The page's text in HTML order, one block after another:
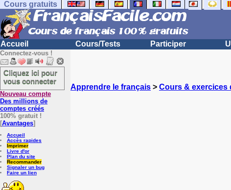
Cours gratuits
Accueil Cours/Tests Participer
Connectez-vous !
Cliquez ici pour
vous connecter
Nouveau compte
Des millions de
comptes créés
100% gratuit !
[Avantages]
Accueil
Accès rapides
Imprimer
Livre d'or
Plan du site
Recommander
Signaler un bug
Faire un lien
Apprendre le français > Cours & exercices